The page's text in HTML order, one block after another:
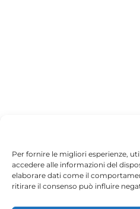
Per fornire le migliori esperienze,
accedere alle informazioni del
elaborare dati come il
ritirare il consenso può influire